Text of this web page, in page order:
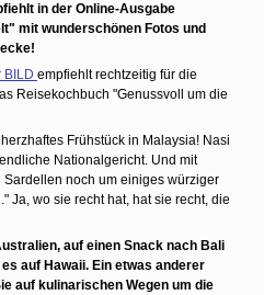
in der Online-Ausgabe
mit wunderschönen Fotos und
BILD empfiehlt rechtzeitig für die
Reisekochbuch "Genussvoll um die
Frühstück in Malaysia! Nasi
Nationalgericht. Und mit
noch um einiges würziger
Ja, wo sie recht hat, hat sie recht, die
auf einen Snack nach Bali
auf Hawaii. Ein etwas anderer
auf kulinarischen Wegen um die